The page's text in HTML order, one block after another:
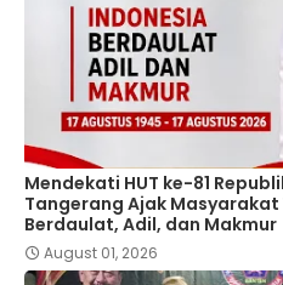
Mendekati HUT ke-81
Tangerang Ajak
Berdaulat, Adil, dan Makmur
August 01, 2026